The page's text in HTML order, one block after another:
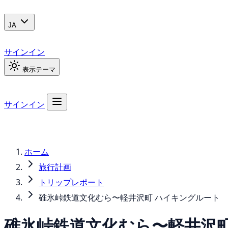
JA
サインイン
表示テーマ
サインイン
ホーム
旅行計画
トリップレポート
碓氷峠鉄道文化むら〜軽井沢町 ハイキングルート